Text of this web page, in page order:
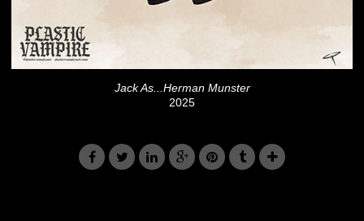
Jack As...Herman Munster
2025